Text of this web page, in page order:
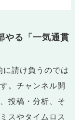
やる「一気通貫
請け負うのでは
。チャンネル開
投稿・分析、そ
スやタイムロス